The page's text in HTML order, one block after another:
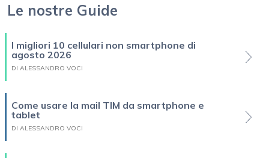
Le nostre Guide
I migliori 10 cellulari non smartphone di
agosto 2026
DI ALESSANDRO VOCI
Come usare la mail TIM da smartphone e
tablet
DI ALESSANDRO VOCI